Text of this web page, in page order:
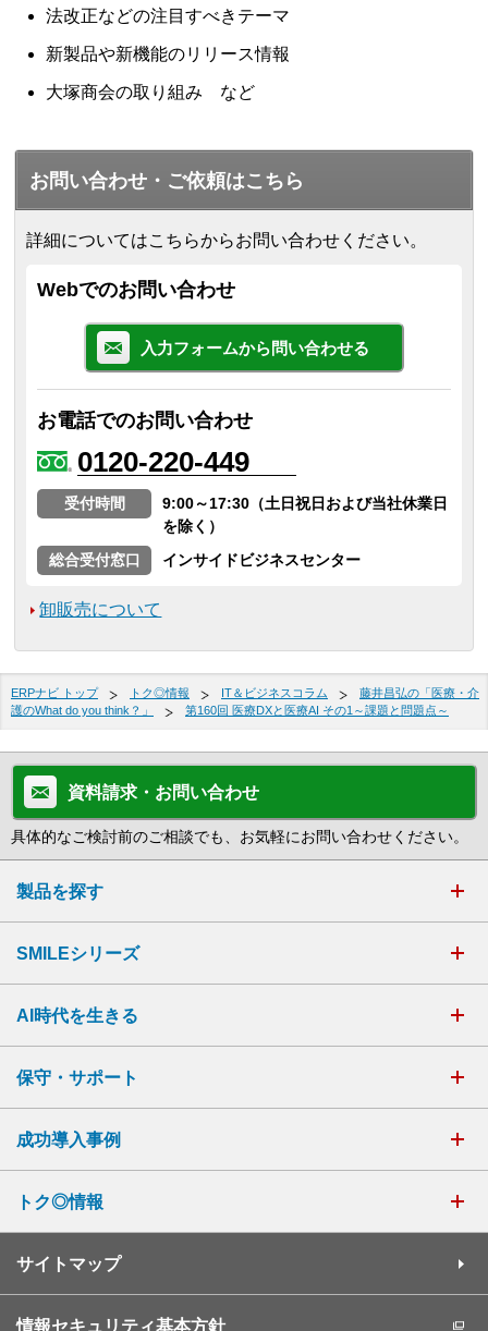
法改正などの注目すべきテーマ
新製品や新機能のリリース情報
大塚商会の取り組み など
お問い合わせ・ご依頼はこちら
詳細についてはこちらからお問い合わせください。
Webでのお問い合わせ
入力フォームから問い合わせる
お電話でのお問い合わせ
0120-220-449
受付時間
9:00～17:30（土日祝日および当社休業日
を除く）
総合受付窓口
インサイドビジネスセンター
卸販売について
ERPナビ トップ トク◎情報 IT＆ビジネスコラム
藤井昌弘の「医療・介
護のWhat do you think？」
第160回 医療DXと医療AI その1～課題と問題点～
資料請求・お問い合わせ
具体的なご検討前のご相談でも、お気軽にお問い合わせください。
製品を探す
SMILEシリーズ
AI時代を生きる
保守・サポート
成功導入事例
トク◎情報
サイトマップ
情報セキュリティ基本方針